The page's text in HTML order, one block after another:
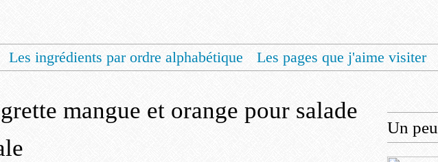
Les ingrédients par ordre alphabétique Les pages que j'aime visiter
mangue et orange pour salade
Un